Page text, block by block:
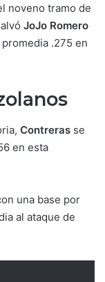
noveno tramo de
JoJo Romero
.275 en
Contreras se
en esta
una base por
al ataque de